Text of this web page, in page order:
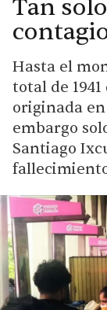
Tan
Hasta el
total de
originada en
embargo
Santiago